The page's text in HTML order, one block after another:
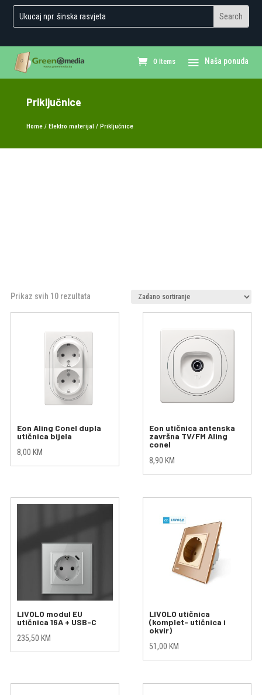
0 Items
Priključnice
Home/ Elektro materijal / Priključnice
Prikaz svih 10 rezultata
Eon Aling Conel dupla
utičnica bijela
8,00 KM
Eon utičnica antenska
završna TV/FM Aling
conel
8,90 KM
LIVOLO modul EU
utičnica 16A + USB-C
235,50 KM
LIVOLO utičnica
(komplet- utičnica i
okvir)
51,00 KM